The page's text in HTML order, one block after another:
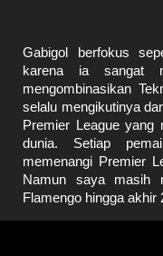
Gabigol berfokus
karena ia sangat
mengombinasikan
selalu mengikutinya
Premier League yang
dunia. Setiap
memenangi Premier
Namun saya masih
Flamengo hingga akhir